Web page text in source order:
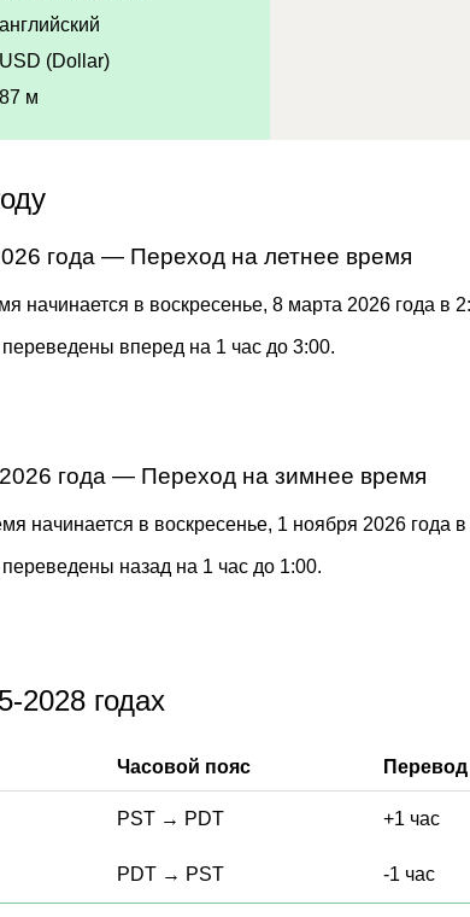
английский
USD (Dollar)
87 м
года — Переход на летнее время
начинается в воскресенье, 8 марта 2026 года в
вперед на 1 час до 3:00.
года — Переход на зимнее время
начинается в воскресенье, 1 ноября 2026 года
назад на 1 час до 1:00.
2028 годах
Часовой пояс
PST → PDT +1 час
PDT → PST -1 час